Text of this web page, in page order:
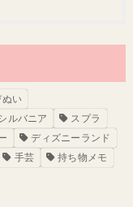
ぬい
ルバニア
スプラ
ディズニーランド
手芸
持ち物メモ